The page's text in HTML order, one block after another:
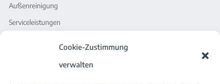
Cookie-Zustimmung
verwalten
Außenreinigung
Serviceleistungen